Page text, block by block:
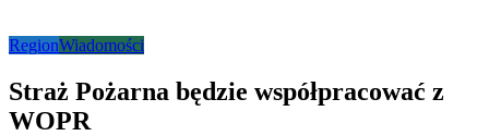
RegionWiadomości
Straż Pożarna będzie współpracować z
WOPR